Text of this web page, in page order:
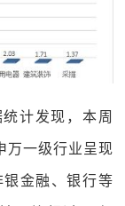
计发现，本周
万一级行业呈现
金融、银行等